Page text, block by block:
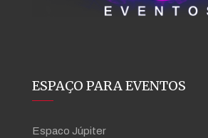
ESPAÇO PARA EVENTOS
Espaco Júpiter